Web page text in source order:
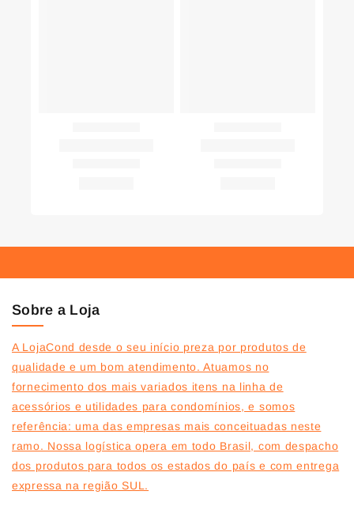
Sobre a Loja
A LojaCond desde o seu início preza por produtos de
qualidade e um bom atendimento. Atuamos no
fornecimento dos mais variados itens na linha de
acessórios e utilidades para condomínios, e somos
referência: uma das empresas mais conceituadas neste
ramo. Nossa logística opera em todo Brasil, com despacho
dos produtos para todos os estados do país e com entrega
expressa na região SUL.